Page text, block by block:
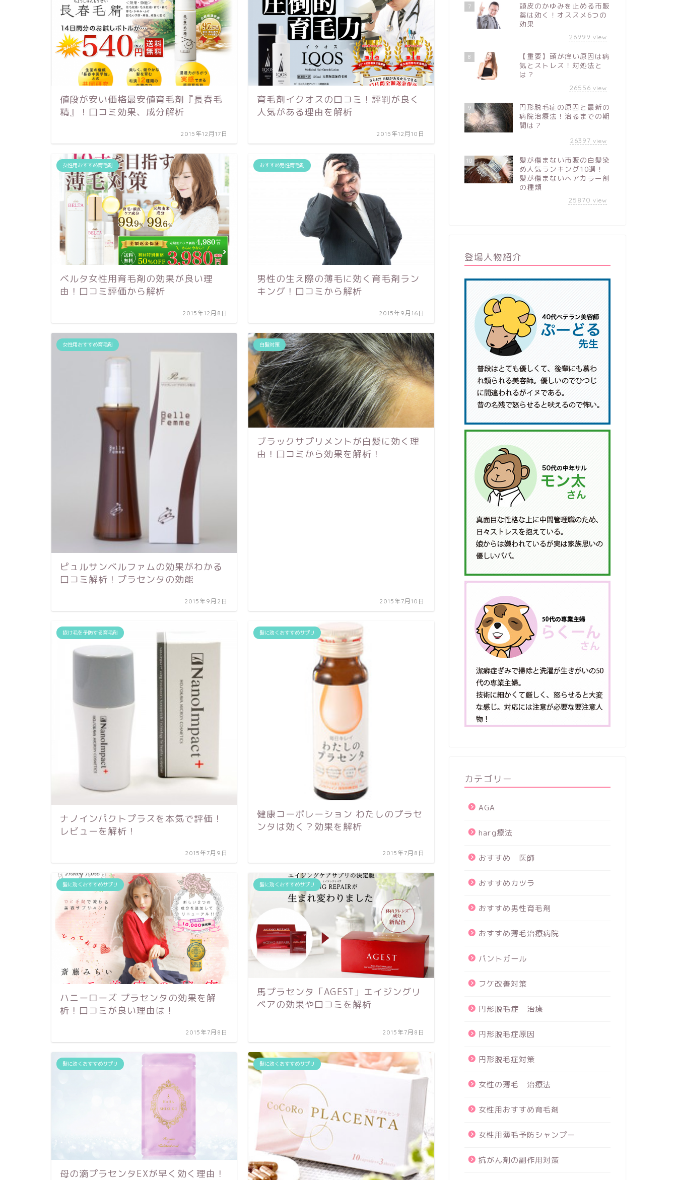
値段が安い価格最安値育毛剤『長春毛
精』！口コミ効果、成分解析
2015年12月17日
育毛剤イクオスの口コミ！評判が良く
人気がある理由を解析
2015年12月10日
女性用おすすめ育毛剤
ベルタ女性用育毛剤の効果が良い理
由！口コミ評価から解析
2015年12月8日
おすすめ男性育毛剤
男性の生え際の薄毛に効く育毛剤ラン
キング！口コミから解析
2015年9月16日
女性用おすすめ育毛剤
ピュルサンベルファムの効果がわかる
口コミ解析！プラセンタの効能
2015年9月2日
白髪対策
ブラックサプリメントが白髪に効く理
由！口コミから効果を解析！
2015年7月10日
抜け毛を予防する育毛剤
ナノインパクトプラスを本気で評価！
レビューを解析！
2015年7月9日
髪に効くおすすめサプリ
健康コーポレーション わたしのプラセ
ンタは効く？効果を解析
2015年7月8日
髪に効くおすすめサプリ
ハニーローズ プラセンタの効果を解
析！口コミが良い理由は！
2015年7月8日
髪に効くおすすめサプリ
馬プラセンタ「AGEST」エイジングリ
ペアの効果や口コミを解析
2015年7月8日
髪に効くおすすめサプリ
母の滴プラセンタEXが早く効く理由！
髪に効くおすすめサプリ
7
頭皮のかゆみを止める市販
薬は効く！オススメ6つの
効果
26999 view
8
【重要】頭が痒い原因は病
気とストレス！対処法と
は？
26556 view
9
円形脱毛症の原因と最新の
病院治療法！治るまでの期
間は？
26397 view
10
髪が傷まない市販の白髪染
め人気ランキング10選！
髪が傷まないヘアカラー剤
の種類
25870 view
登場人物紹介
カテゴリー
AGA
harg療法
おすすめ 医師
おすすめカツラ
おすすめ男性育毛剤
おすすめ薄毛治療病院
パントガール
フケ改善対策
円形脱毛症 治療
円形脱毛症原因
円形脱毛症対策
女性の薄毛 治療法
女性用おすすめ育毛剤
女性用薄毛予防シャンプー
抗がん剤の副作用対策